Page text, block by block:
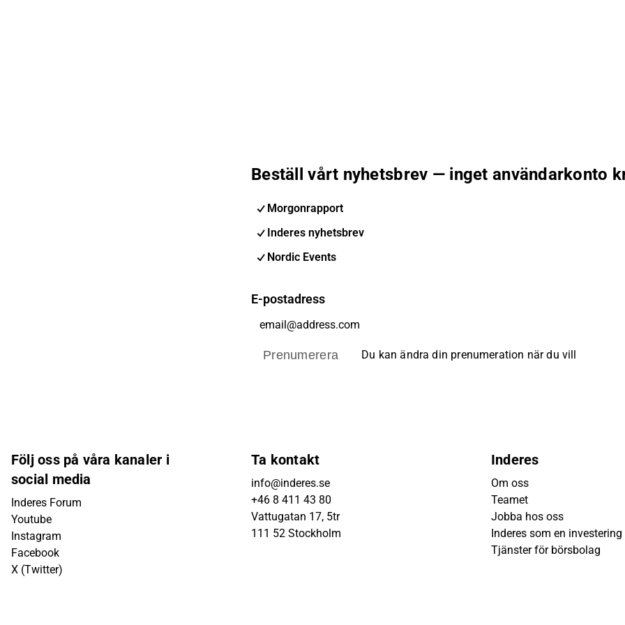
Beställ vårt nyhetsbrev — inget användarkonto
Morgonrapport
Inderes nyhetsbrev
Nordic Events
E-postadress
Prenumerera Du kan ändra din prenumeration när du vill
Följ oss på våra kanaler i
social media
Inderes Forum
Youtube
Instagram
Facebook
X (Twitter)
Ta kontakt
info@inderes.se
+46 8 411 43 80
Vattugatan 17, 5tr
111 52 Stockholm
Inderes
Om oss
Teamet
Jobba hos oss
Inderes som en investering
Tjänster för börsbolag